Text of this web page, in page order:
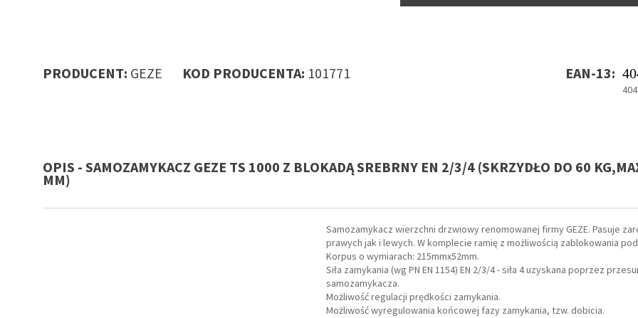
PRODUCENT: GEZE KOD PRODUCENTA: 101771 EAN-13:
OPIS - SAMOZAMYKACZ GEZE TS 1000 Z BLOKADĄ SREBRNY EN 2/3/4 (SKRZYDŁO DO 60
MM)
Samozamykacz wierzchni drzwiowy renomowanej firmy GEZE. Pasuje
prawych jak i lewych. W komplecie ramię z możliwością zablokowania
Korpus o wymiarach: 215mmx52mm.
Siła zamykania (wg PN EN 1154) EN 2/3/4 - siła 4 uzyskana poprzez
samozamykacza.
Możliwość regulacji prędkości zamykania.
Możliwość wyregulowania końcowej fazy zamykania, tzw. dobicia.